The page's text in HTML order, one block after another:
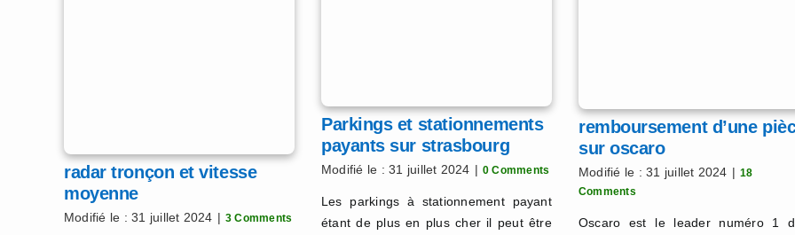
radar tronçon et vitesse
moyenne
Modifié le : 31 juillet 2024 | 3 Comments
Parkings et stationnements
payants sur strasbourg
Modifié le : 31 juillet 2024 | 0 Comments
Les parkings à stationnement payant
étant de plus en plus cher il peut être
remboursement d’une
sur oscaro
Modifié le : 31 juillet 2024 | 18
Comments
Oscaro est le leader numéro 1